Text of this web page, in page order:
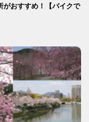
がおすすめ！【バイクで